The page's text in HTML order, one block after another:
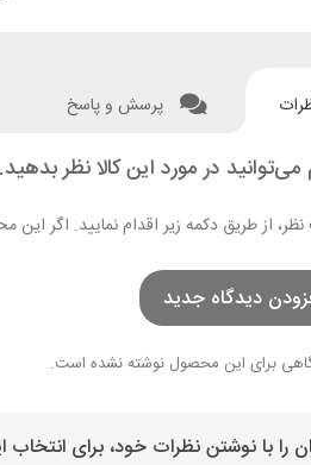
پرسش و پاسخ
در مورد این کالا نظر بدهید.
از طریق دکمه زیر اقدام نمایید. اگر
دیدگاه جدید
برای این محصول نوشته نشده است.
را با نوشتن نظرات خود، برای